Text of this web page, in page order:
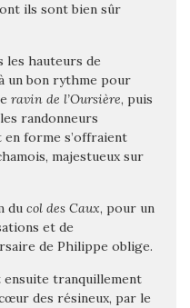
ils sont bien sûr
les hauteurs de
un bon rythme pour
ravin de l’Oursière, puis
randonneurs
forme s’offraient
majestueux sur
du col des Caux, pour un
et de
de Philippe oblige.
ensuite tranquillement
des résineux, par le